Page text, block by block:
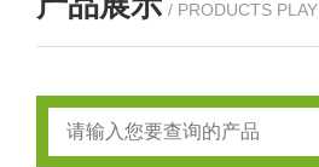
/ PRODUCTS PLAY